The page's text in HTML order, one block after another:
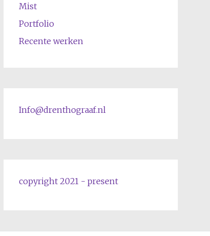
Mist
Portfolio
Recente werken
Info@drenthograaf.nl
copyright 2021 - present